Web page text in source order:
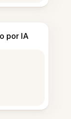
por IA